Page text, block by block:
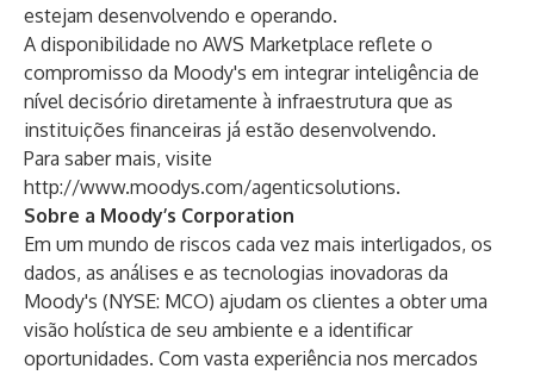
estejam desenvolvendo e operando.
A disponibilidade no AWS Marketplace reflete o
compromisso da Moody's em integrar inteligência de
nível decisório diretamente à infraestrutura que as
instituições financeiras já estão desenvolvendo.
Para saber mais, visite
http://www.moodys.com/agenticsolutions.
Sobre a Moody’s Corporation
Em um mundo de riscos cada vez mais interligados, os
dados, as análises e as tecnologias inovadoras da
Moody's (NYSE: MCO) ajudam os clientes a obter uma
visão holística de seu ambiente e a identificar
oportunidades. Com vasta experiência nos mercados